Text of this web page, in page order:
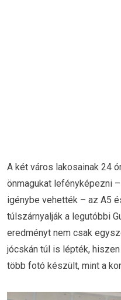
A két város lakosainak 24
önmagukat lefényképezni
igénybe vehették – az A5
túlszárnyalják a legutóbbi
eredményt nem csak
jócskán túl is lépték,
több fotó készült, mint a